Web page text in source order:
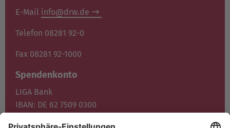
E-Mail info@drw.de
Telefon 08281 92-0
Fax 08281 92-1000
Spendenkonto
LIGA Bank
IBAN: DE 62 7509 0300